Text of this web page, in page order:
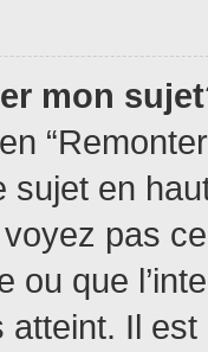
mon
sujet en
pas
ou que
atteint. Il